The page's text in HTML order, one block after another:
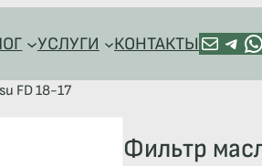
УСЛУГИ КОНТАКТЫПОЧТА TELEGRAM HTTPS://WA.ME/+79128918544
FD 18-17
Фильтр